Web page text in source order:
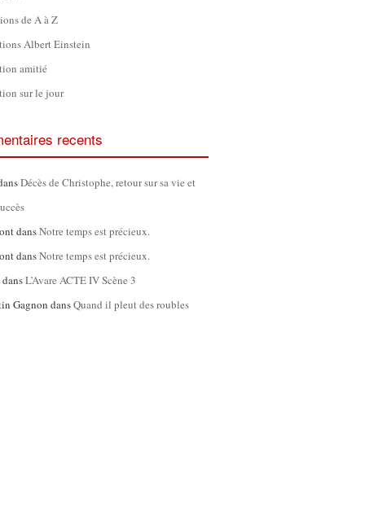
de A à Z
Albert Einstein
amitié
sur le jour
recents
Décès de Christophe, retour sur sa vie et
dansNotre temps est précieux.
dansNotre temps est précieux.
dansL’Avare ACTE IV Scène 3
Gagnon dansQuand il pleut des roubles